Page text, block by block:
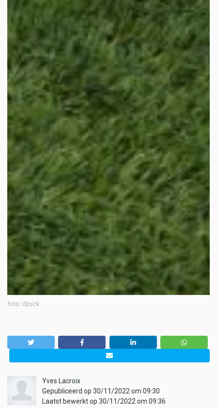
foto: iStock
Yves Lacroix
Gepubliceerd op 30/11/2022 om 09:30
Laatst bewerkt op 30/11/2022 om 09:36